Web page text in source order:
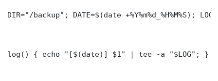
DIR="/backup"; DATE=$(date +%Y%m%d_%H%M%S);
log() { echo "[$(date)] $1" | tee -a "$LOG"; }